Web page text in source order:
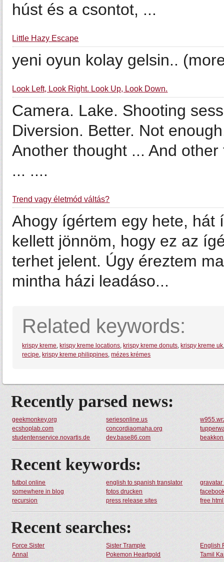
húst és a csontot, ...
Little Hazy Escape
yeni oyun kolay gelsin..
Look Left, Look Right. Look Up, Look Down.
Camera. Lake. Shooting
Diversion. Better. Not
Another thought ... And
... ....
Trend vagy életmód váltás?
Ahogy ígértem egy hete,
kellett jönnöm, hogy ez az
terhet jelent. Úgy éreztem
mintha házi leadáso...
Related keywords:
krispy kreme, krispy kreme locations, krispy kreme donuts, krispy kreme uk
recipe, krispy kreme philippines,mézes krémes
Recently parsed news:
geekmonkey.org seriesonline.us
ecshoplab.com
concordiaomaha.org
studentenservice.novartis.de
dev.base86.com
Recent keywords:
futbol online english to spanish translator
somewhere in blog
fotos drucken
recursion
press release sites free
Recent searches:
Force Sister Sister Trample
English
Annal
Pokemon Heartgold Tamil